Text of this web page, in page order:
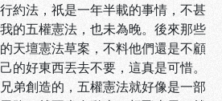
約法，祇是一年半載的事情，不甚
的五權憲法，也未為晚。後來那些
天壇憲法草案，不料他們還是不顧
的好東西丟去不要，這真是可惜。
弟創造的，五權憲法就好像是一部